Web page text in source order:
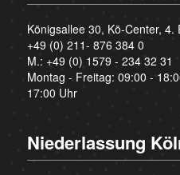
Königsallee 30, Kö-Center,
+49 (0) 211- 876 384 0
M.: +49 (0) 1579 - 234 32 31
Montag - Freitag: 09:00 -
17:00 Uhr
Niederlassung